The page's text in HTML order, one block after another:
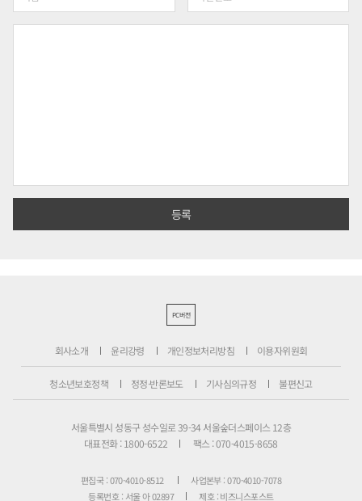
PC버전
회사소개 윤리강령 개인정보처리방침 이용자위원회
청소년보호정책 정정·반론보도 기사심의규정 불편신고
서울특별시 성동구 성수일로 39-34 서울숲더스페이스 12층
대표전화 : 1800-6522
팩스 : 070-4015-8658
편집국 : 070-4010-8512
사업본부 : 070-4010-7078
등록번호 : 서울 아 02897
제호 : 비즈니스포스트